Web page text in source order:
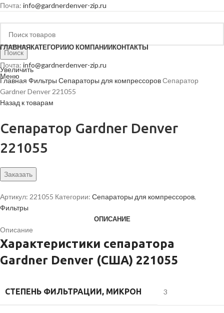
Почта: info@gardnerdenver-zip.ru
Поиск
Почта: info@gardnerdenver-zip.ru
Меню
ГЛАВНАЯКАТЕГОРИИО КОМПАНИИКОНТАКТЫ
Увеличить
Главная Фильтры Сепараторы для компрессоровСепаратор
Gardner Denver 221055
Назад к товарам
Сепаратор Gardner Denver
221055
Заказать
Артикул: 221055 Категории: Сепараторы для компрессоров,
Фильтры
ОПИСАНИЕ
Описание
Характеристики сепаратора
Gardner Denver (США) 221055
СТЕПЕНЬ ФИЛЬТРАЦИИ, МИКРОН 3